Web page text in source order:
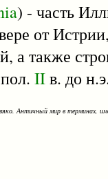
) - часть
от
а также
IIв. до
Античный мир в терминах,